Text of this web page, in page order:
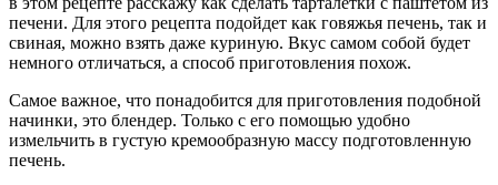
печени. Для этого рецепта подойдет как говяжья печень, так и
свиная, можно взять даже куриную. Вкус самом собой будет
немного отличаться, а способ приготовления похож.
Самое важное, что понадобится для приготовления подобной
начинки, это блендер. Только с его помощью удобно
измельчить в густую кремообразную массу подготовленную
печень.